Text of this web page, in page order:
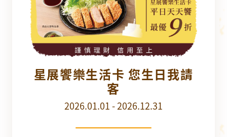
星展饗樂生活卡 您生日我請
客
2026.01.01 - 2026.12.31